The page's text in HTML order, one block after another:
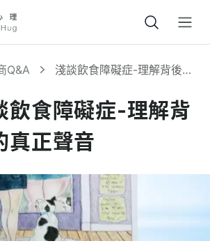
Q&A
淺談飲食障礙症-理解背後的
飲食障礙症-理解背
真正聲音